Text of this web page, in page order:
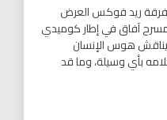
ريد فوكس العرض
آفاق في إطار كوميدي
هوس الإنسان
بأي وسيلة، وما قد